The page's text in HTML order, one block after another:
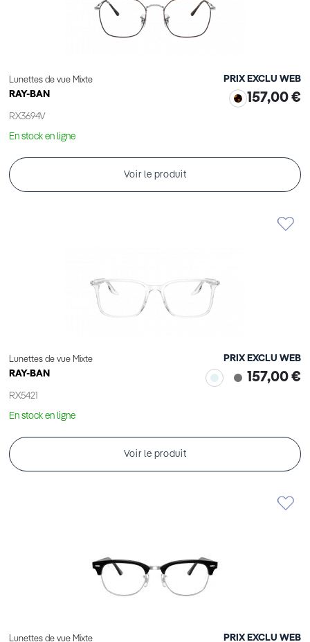
Lunettes de vue Mixte
RAY-BAN
RX3694V
PRIX EXCLU WEB
157,00 €
En stock en ligne
Voir le produit
Lunettes de vue Mixte
RAY-BAN
RX5421
PRIX EXCLU WEB
157,00 €
En stock en ligne
Voir le produit
Lunettes de vue Mixte PRIX EXCLU WEB